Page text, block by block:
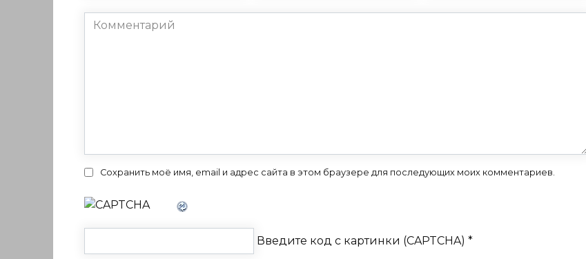
Комментарий
Сохранить моё имя, email и адрес сайта в этом браузере для последующих моих комментариев.
Введите код с картинки (CAPTCHA) *